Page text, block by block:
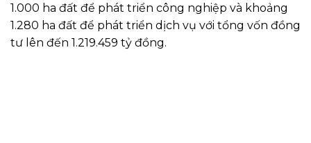
1.000 ha đất để phát triển công nghiệp và khoảng
1.280 ha đất để phát triển dịch vụ với tổng vốn đồng
tư lên đến 1.219.459 tỷ đồng.